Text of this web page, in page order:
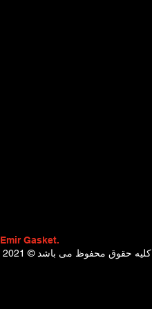
Emir Gasket.
2021 © کلیه حقوق محفوظ می باشد